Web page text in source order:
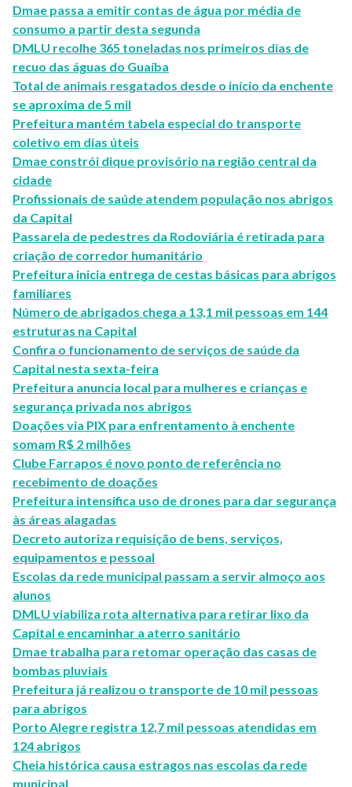
Dmae passa a emitir contas de água por média de
consumo a partir desta segunda
DMLU recolhe 365 toneladas nos primeiros dias de
recuo das águas do Guaíba
Total de animais resgatados desde o início da enchente
se aproxima de 5 mil
Prefeitura mantém tabela especial do transporte
coletivo em dias úteis
Dmae constrói dique provisório na região central da
cidade
Profissionais de saúde atendem população nos abrigos
da Capital
Passarela de pedestres da Rodoviária é retirada para
criação de corredor humanitário
Prefeitura inicia entrega de cestas básicas para abrigos
familiares
Número de abrigados chega a 13,1 mil pessoas em 144
estruturas na Capital
Confira o funcionamento de serviços de saúde da
Capital nesta sexta-feira
Prefeitura anuncia local para mulheres e crianças e
segurança privada nos abrigos
Doações via PIX para enfrentamento à enchente
somam R$ 2 milhões
Clube Farrapos é novo ponto de referência no
recebimento de doações
Prefeitura intensifica uso de drones para dar segurança
às áreas alagadas
Decreto autoriza requisição de bens, serviços,
equipamentos e pessoal
Escolas da rede municipal passam a servir almoço aos
alunos
DMLU viabiliza rota alternativa para retirar lixo da
Capital e encaminhar a aterro sanitário
Dmae trabalha para retomar operação das casas de
bombas pluviais
Prefeitura já realizou o transporte de 10 mil pessoas
para abrigos
Porto Alegre registra 12,7 mil pessoas atendidas em
124 abrigos
Cheia histórica causa estragos nas escolas da rede
municipal